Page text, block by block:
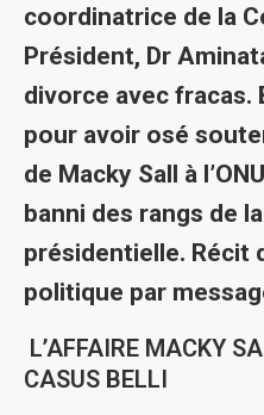
coordinatrice de la
Président, Dr
divorce avec fracas.
pour avoir osé
de Macky Sall à
banni des rangs de
présidentielle. Récit
politique par
L’AFFAIRE MACKY
CASUS BELLI